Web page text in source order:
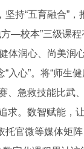
持“五育融合”，
—校本”三级课
体润心、尚美润
心”。将“师生
、急救技能比武
。数智赋能，
官微等媒体矩阵